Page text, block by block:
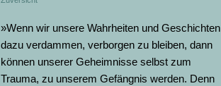
»Wenn wir unsere Wahrheiten und Geschichten
dazu verdammen, verborgen zu bleiben, dann
können unserer Geheimnisse selbst zum
Trauma, zu unserem Gefängnis werden. Denn